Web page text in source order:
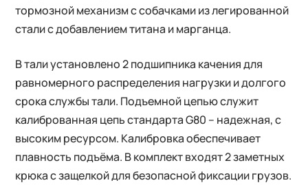
тормозной механизм с собачками из легированной
стали с добавлением титана и марганца.
В тали установлено 2 подшипника качения для
равномерного распределения нагрузки и долгого
срока службы тали. Подъемной цепью служит
калиброванная цепь стандарта G80 – надежная, с
высоким ресурсом. Калибровка обеспечивает
плавность подъёма. В комплект входят 2 заметных
крюка с защелкой для безопасной фиксации грузов.